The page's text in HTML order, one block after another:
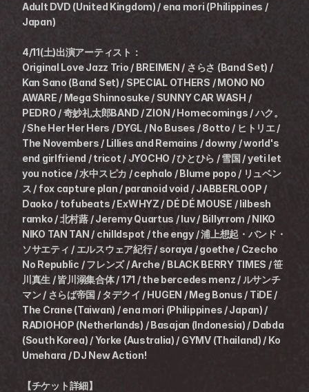
Adult DVD (United Kingdom) / ena mori (Philippines /
Japan)
4/11(土)出演アーティスト：
Original Love Jazz Trio / BREIMEN / さらさ (Band Set) /
Kan Sano (Band Set) / SPECIAL OTHERS / MONO NO
AWARE / Mega Shinnosuke / SUNNY CAR WASH /
PEDRO / 奇妙礼太郎BAND / ZION / Homecomings / ハク。
/ She Her Her Hers / DYGL / No Buses / 8otto / ヒトリエ /
The Novembers / Lillies and Remains / downy / world's
end girlfriend / tricot / JYOCHO / ひとひら / 雪国 / yeti let
you notice / 水中スピカ / cephalo / Blume popo / リュベン
ス / fox capture plan / paranoid void / JABBERLOOP /
Daoko / tofubeats / ExWHYZ / DÉ DÉ MOUSE / lilbesh
ramko / 北村蕗 / Jeremy Quartus / luv / Billyrrom / NIKO
NIKO TAN TAN / chilldspot / the engy / 浦上想起・バンド・
ソサエティ / エルスウェア紀行 / soraya / goethe / Czecho
No Republic / フレンズ / Arche / BLACK BERRY TIMES / 笹
川真生 / 皆川溺集合体 / 171 / the bercedes menz / ルサンチ
マン / さらば帝国 / タデクイ / HUGEN / Meg Bonus / TiDE /
The Crane (Taiwan) / ena mori (Philippines / Japan) /
RADIOHOP (Netherlands) / Basajan (Indonesia) / Dabda
(South Korea) / Yorke (Australia) / GYMV (Thailand) / Ko
Umehara / DJ New Action!
【チケット詳細】